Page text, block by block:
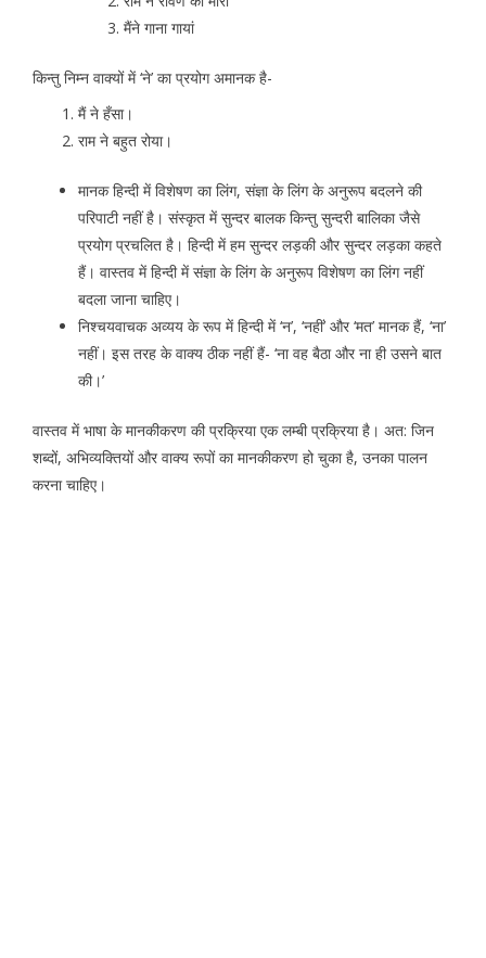
मैंने गाना गायां
किन्तु निम्न वाक्यों में ‘ने’ का प्रयोग अमानक है-
मैं ने हँसा।
राम ने बहुत रोया।
मानक हिन्दी में विशेषण का लिंग, संज्ञा के लिंग के अनुरूप बदलने की
परिपाटी नहीं है। संस्कृत में सुन्दर बालक किन्तु सुन्दरी बालिका जैसे
प्रयोग प्रचलित है। हिन्दी में हम सुन्दर लड़की और सुन्दर लड़का कहते
हैं। वास्तव में हिन्दी में संज्ञा के लिंग के अनुरूप विशेषण का लिंग नहीं
बदला जाना चाहिए।
निश्चयवाचक अव्यय के रूप में हिन्दी में ‘न’, ‘नहीं’ और ‘मत’ मानक हैं, ‘ना’
नहीं। इस तरह के वाक्य ठीक नहीं हैं- ‘ना वह बैठा और ना ही उसने बात
की।’
वास्तव में भाषा के मानकीकरण की प्रक्रिया एक लम्बी प्रक्रिया है। अत: जिन
शब्दों, अभिव्यक्तियों और वाक्य रूपों का मानकीकरण हो चुका है, उनका पालन
करना चाहिए।